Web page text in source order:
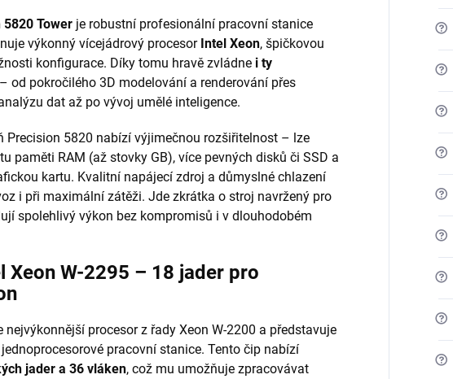
5820 Tower je robustní profesionální pracovní stanice
výkonný vícejádrový procesor Intel Xeon, špičkovou
konfigurace. Díky tomu hravě zvládne i ty
– od pokročilého 3D modelování a renderování přes
dat až po vývoj umělé inteligence.
Precision 5820 nabízí výjimečnou rozšiřitelnost – lze
paměti RAM (až stovky GB), více pevných disků či SSD a
kartu. Kvalitní napájecí zdroj a důmyslné chlazení
i při maximální zátěži. Jde zkrátka o stroj navržený pro
spolehlivý výkon bez kompromisů i v dlouhodobém
Xeon W-2295 – 18 jader pro
nejvýkonnější procesor z řady Xeon W-2200 a představuje
pracovní stanice. Tento čip nabízí
jader a 36 vláken, což mu umožňuje zpracovávat
?
?
?
?
?
?
?
?
?